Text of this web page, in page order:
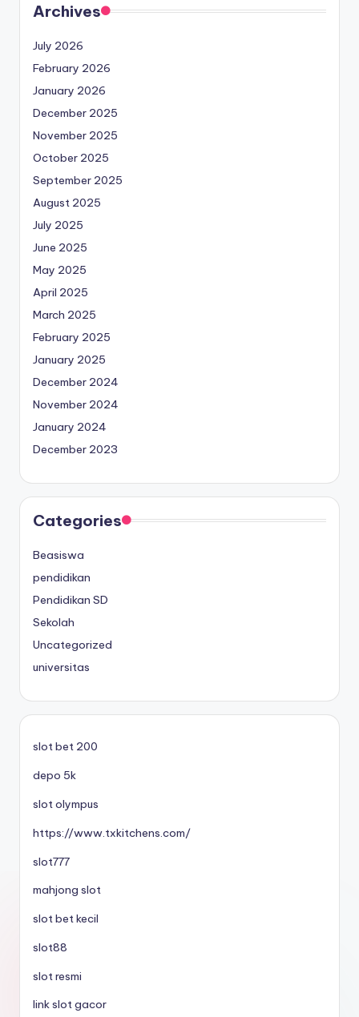
Archives
July 2026
February 2026
January 2026
December 2025
November 2025
October 2025
September 2025
August 2025
July 2025
June 2025
May 2025
April 2025
March 2025
February 2025
January 2025
December 2024
November 2024
January 2024
December 2023
Categories
Beasiswa
pendidikan
Pendidikan SD
Sekolah
Uncategorized
universitas
slot bet 200
depo 5k
slot olympus
https://www.txkitchens.com/
slot777
mahjong slot
slot bet kecil
slot88
slot resmi
link slot gacor